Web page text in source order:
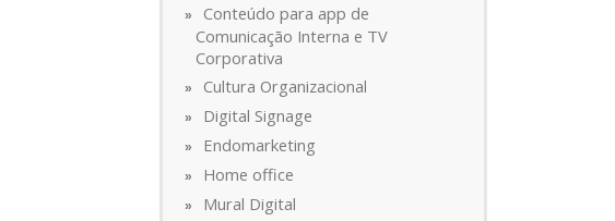
Conteúdo para app de
Comunicação Interna e TV
Corporativa
Cultura Organizacional
Digital Signage
Endomarketing
Home office
Mural Digital